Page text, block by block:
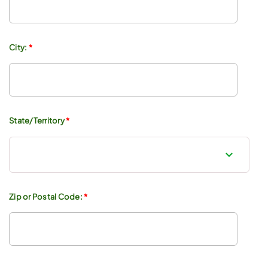
City: *
State/Territory*
Zip or Postal Code:*